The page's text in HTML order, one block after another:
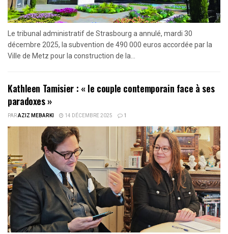
Le tribunal administratif de Strasbourg a annulé, mardi 30
décembre 2025, la subvention de 490 000 euros accordée par la
Ville de Metz pour la construction de la...
Kathleen Tamisier : « le couple contemporain face à ses
paradoxes »
PARAZIZ MEBARKI 14 DÉCEMBRE 2025 1